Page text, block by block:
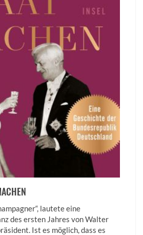
lautete eine
des ersten Jahres von Walter
Ist es möglich, dass es